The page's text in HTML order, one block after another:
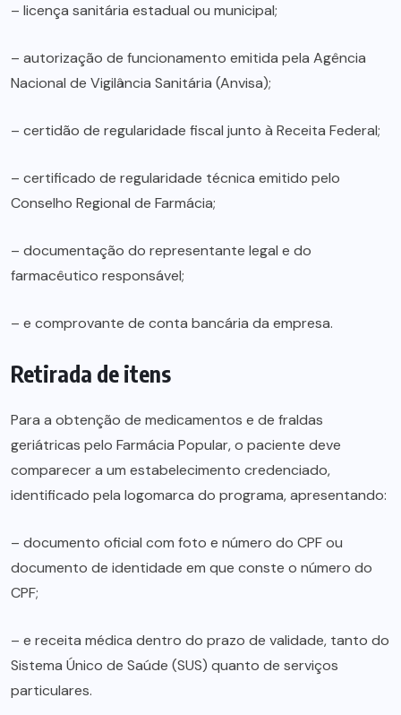
– licença sanitária estadual ou municipal;
– autorização de funcionamento emitida pela Agência
Nacional de Vigilância Sanitária (Anvisa);
– certidão de regularidade fiscal junto à Receita Federal;
– certificado de regularidade técnica emitido pelo
Conselho Regional de Farmácia;
– documentação do representante legal e do
farmacêutico responsável;
– e comprovante de conta bancária da empresa.
Retirada de itens
Para a obtenção de medicamentos e de fraldas
geriátricas pelo Farmácia Popular, o paciente deve
comparecer a um estabelecimento credenciado,
identificado pela logomarca do programa, apresentando:
– documento oficial com foto e número do CPF ou
documento de identidade em que conste o número do
CPF;
– e receita médica dentro do prazo de validade, tanto do
Sistema Único de Saúde (SUS) quanto de serviços
particulares.